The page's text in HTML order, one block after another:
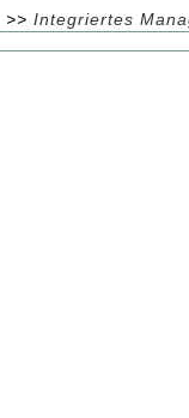
>>Integriertes